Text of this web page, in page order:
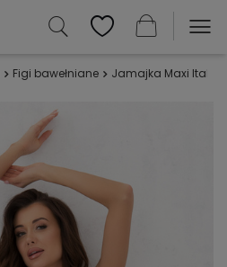
Figi bawełniane Jamajka Maxi